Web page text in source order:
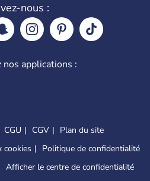
nous :
nos applications :
CGU CGV
Plan du site
cookies
Politique de confidentialité
Afficher le centre de confidentialité